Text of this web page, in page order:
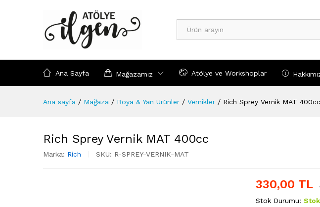
Tümü
Ana Sayfa Mağazamız Atölye ve Workshoplar
Ana sayfa / Mağaza / Boya & Yan Ürünler / Vernikler / Rich Sprey Vernik MAT 400cc
Rich Sprey Vernik MAT 400cc
Marka: Rich SKU: R-SPREY-VERNIK-MAT
330,00 TL
Stok Durumu: